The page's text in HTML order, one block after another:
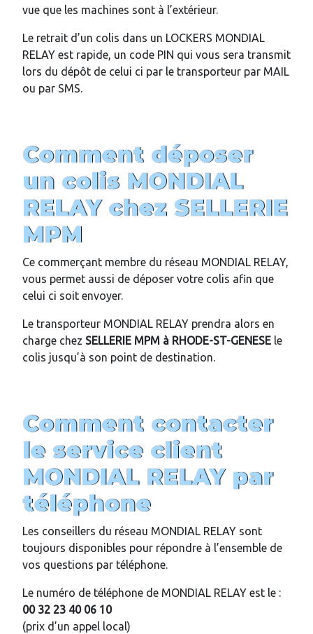
vue que les machines sont à l’extérieur.
Le retrait d’un colis dans un LOCKERS MONDIAL
RELAY est rapide, un code PIN qui vous sera transmit
lors du dépôt de celui ci par le transporteur par MAIL
ou par SMS.
Comment déposer
un colis MONDIAL
RELAY chez SELLERIE
MPM
Ce commerçant membre du réseau MONDIAL RELAY,
vous permet aussi de déposer votre colis afin que
celui ci soit envoyer.
Le transporteur MONDIAL RELAY prendra alors en
charge chez SELLERIE MPM à RHODE-ST-GENESE le
colis jusqu’à son point de destination.
Comment contacter
le service client
MONDIAL RELAY par
téléphone
Les conseillers du réseau MONDIAL RELAY sont
toujours disponibles pour répondre à l’ensemble de
vos questions par téléphone.
Le numéro de téléphone de MONDIAL RELAY est le :
00 32 23 40 06 10
(prix d’un appel local)